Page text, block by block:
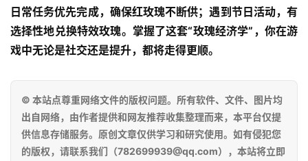
日常任务优先完成，确保红玫瑰不断供；遇到节日活动，有
选择性地兑换特效玫瑰。掌握了这套“玫瑰经济学”，你在游
戏中无论是社交还是提升，都将走得更顺。
© 本站点尊重网络文件的版权问题。所有软件、文件、图片均
出自网络，由作者提供和网友推荐收集整理而来，本平台仅提
供信息存储服务。原创文章仅供学习和研究使用。如有侵犯您
的版权，请联系我们（782699939@qq.com），本站将立即